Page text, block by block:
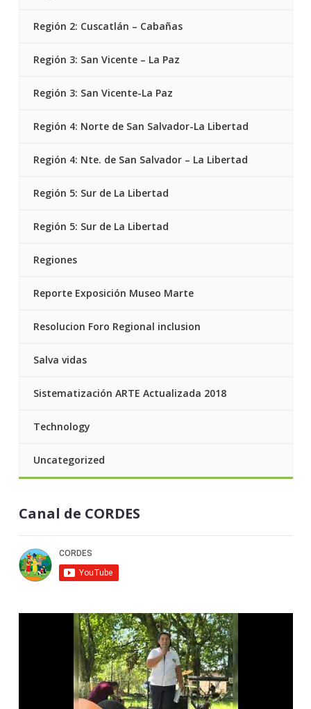
Región 2: Cuscatlán – Cabañas
Región 3: San Vicente – La Paz
Región 3: San Vicente-La Paz
Región 4: Norte de San Salvador-La Libertad
Región 4: Nte. de San Salvador – La Libertad
Región 5: Sur de La Libertad
Región 5: Sur de La Libertad
Regiones
Reporte Exposición Museo Marte
Resolucion Foro Regional inclusion
Salva vidas
Sistematización ARTE Actualizada 2018
Technology
Uncategorized
Canal de CORDES